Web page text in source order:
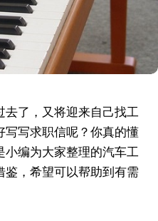
了，又将迎来自己找工
写写求职信呢？你真的懂
编为大家整理的汽车工
鉴，希望可以帮助到有需